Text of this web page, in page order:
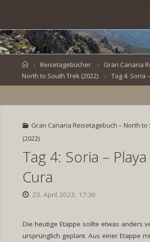
content
VEN
BR
HomeReisetagebücher
Gran Canaria
North to South Trek (2022)
Tag 4: Soria
Gran Canaria Reisetagebuch – North to
(2022)
Tag 4: Soria –
Cura
23. April 2023, 17:30
Die heutige Etappe sollte etwas anders
ursprünglich geplant. Aus einer Etappe